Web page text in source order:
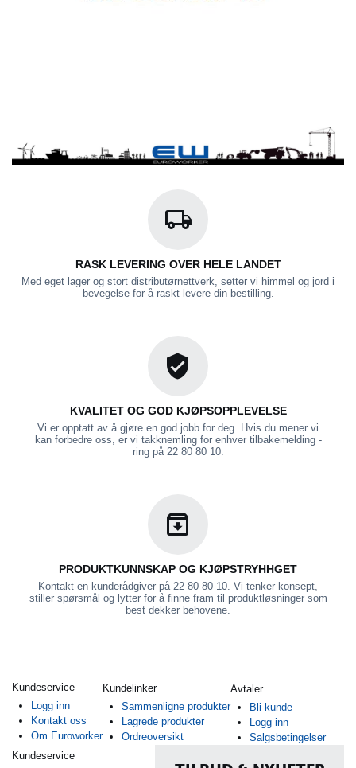
RASK LEVERING OVER HELE LANDET
Med eget lager og stort distributørnettverk, setter vi himmel og jord i
bevegelse for å raskt levere din bestilling.
KVALITET OG GOD KJØPSOPPLEVELSE
Vi er opptatt av å gjøre en god jobb for deg. Hvis du mener vi
kan forbedre oss, er vi takknemling for enhver tilbakemelding -
ring på 22 80 80 10.
PRODUKTKUNNSKAP OG KJØPSTRYHHGET
Kontakt en kunderådgiver på 22 80 80 10. Vi tenker konsept,
stiller spørsmål og lytter for å finne fram til produktløsninger som
best dekker behovene.
Kundeservice
Logg inn
Kontakt oss
Om Euroworker
Kundelinker
Sammenligne produkter
Lagrede produkter
Ordreoversikt
Avtaler
Bli kunde
Logg inn
Salgsbetingelser
Kundeservice